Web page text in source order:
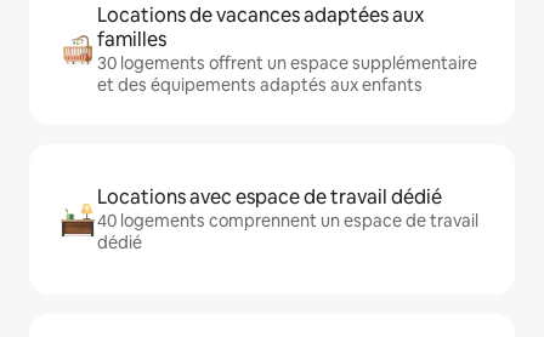
Locations de vacances adaptées aux
familles
30 logements offrent un espace supplémentaire
et des équipements adaptés aux enfants
Locations avec espace de travail dédié
40 logements comprennent un espace de travail
dédié